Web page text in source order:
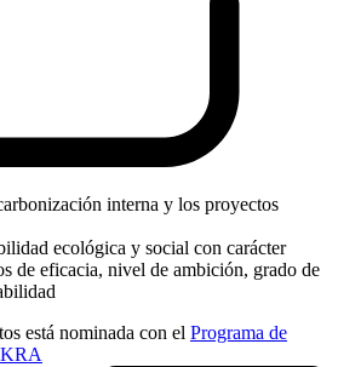
interna y los proyectos
ecológica y social con carácter
de eficacia, nivel de ambición, grado de
está nominada con el Programa de